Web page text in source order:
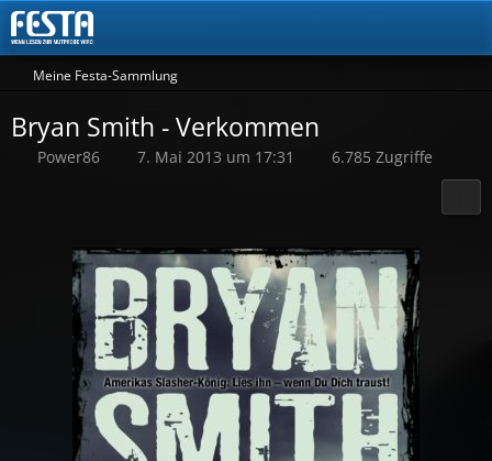
Meine Festa-Sammlung
Bryan Smith - Verkommen
Power86 7. Mai 2013 um 17:31 6.785 Zugriffe